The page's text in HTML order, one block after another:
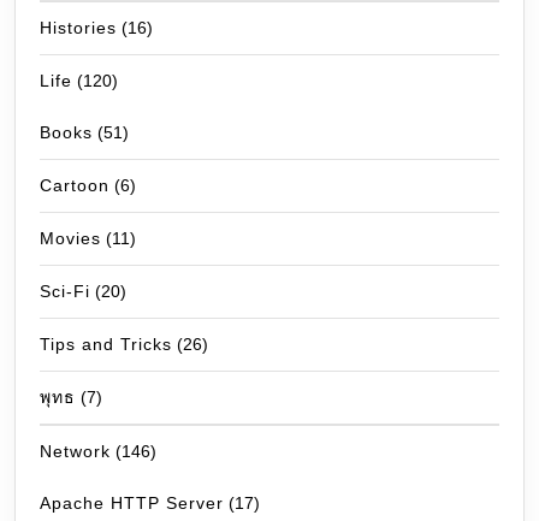
Histories (16)
Life (120)
Books (51)
Cartoon (6)
Movies (11)
Sci-Fi (20)
Tips and Tricks (26)
พุทธ (7)
Network (146)
Apache HTTP Server (17)